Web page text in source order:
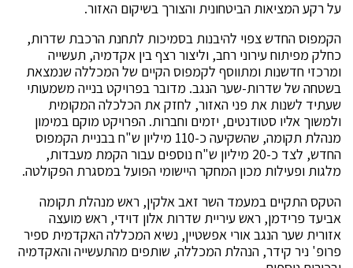
על רקע המציאות הביטחונית והצורך בשיקום האזור.
הקמפוס החדש צפוי להיבנות בסמיכות לתחנת הרכבת שדרות,
כחלק מפיתוח עירוני רחב, וליצור רצף בין אקדמיה, תעשייה
ומרכזי חדשנות ומתווסף לקמפוס הקיים של המכללה שנמצאת
בשטחה של שדרות-שער הנגב. מדובר בפרויקט בנייה משמעותי
שעתיד לשנות את פני האזור, לחזק את הכלכלה המקומית
ולמשוך אליו סטודנטים, יזמים וחברות. הפרויקט מוקם במימון
מנהלת תקומה, שהשקיעה כ-110 מיליון ש"ח בבניית הקמפוס
החדש, לצד כ-20 מיליון ש"ח נוספים עבור הקמת מעבדות,
מלגות ופעילות מכון המחקר היישומי הפועל במסגרת הפקולטה.
הטקס התקיים במעמד השר זאב אלקין, ראש מנהלת תקומה
אביעד פרידמן, ראש עיריית שדרות אלון דוידי, ראש מועצה
אזורית שער הנגב אורי אפשטיין, נשיא המכללה האקדמית ספיר
פרופ' ניר קידר, הנהלת המכללה, שותפים מהתעשייה והאקדמיה